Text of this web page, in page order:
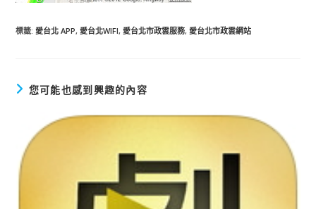
標籤:愛台北 APP, 愛台北WIFI, 愛台北市政雲服務, 愛台北市政雲網站
您可能也感到興趣的內容